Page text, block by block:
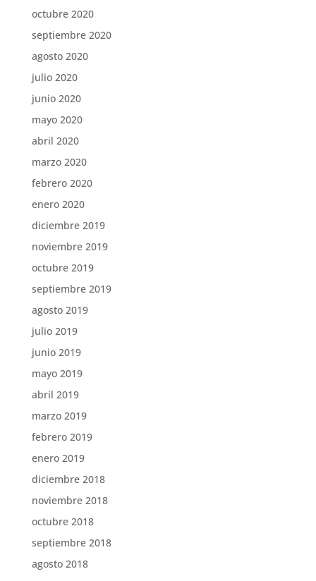
octubre 2020
septiembre 2020
agosto 2020
julio 2020
junio 2020
mayo 2020
abril 2020
marzo 2020
febrero 2020
enero 2020
diciembre 2019
noviembre 2019
octubre 2019
septiembre 2019
agosto 2019
julio 2019
junio 2019
mayo 2019
abril 2019
marzo 2019
febrero 2019
enero 2019
diciembre 2018
noviembre 2018
octubre 2018
septiembre 2018
agosto 2018